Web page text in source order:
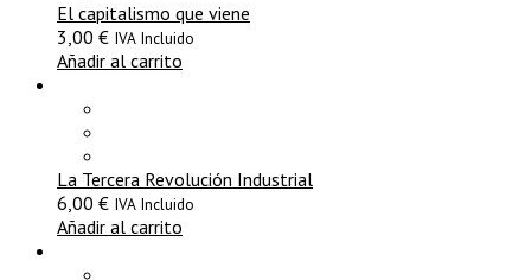
El capitalismo que viene
3,00 € IVA Incluido
Añadir al carrito
La Tercera Revolución Industrial
6,00 € IVA Incluido
Añadir al carrito